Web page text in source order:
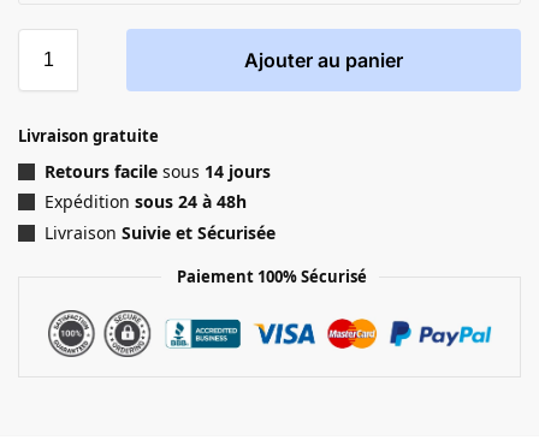
Ajouter au panier
Livraison gratuite
Retours facile sous 14 jours
Expédition sous 24 à 48h
Livraison Suivie et Sécurisée
Paiement 100% Sécurisé